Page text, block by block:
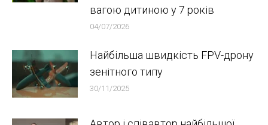
вагою дитиною у 7 років
04/07/2026
Найбільша швидкість FPV-дрону
зенітного типу
30/11/2025